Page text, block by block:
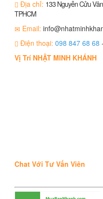
Địa chỉ: 133 Nguyễn Cửu
TPHCM
Email:
Điện thoại: 098 847 68 68 -
Vị Trí NHẬT MINH KHÁNH
Chat Với Tư Vấn Viên